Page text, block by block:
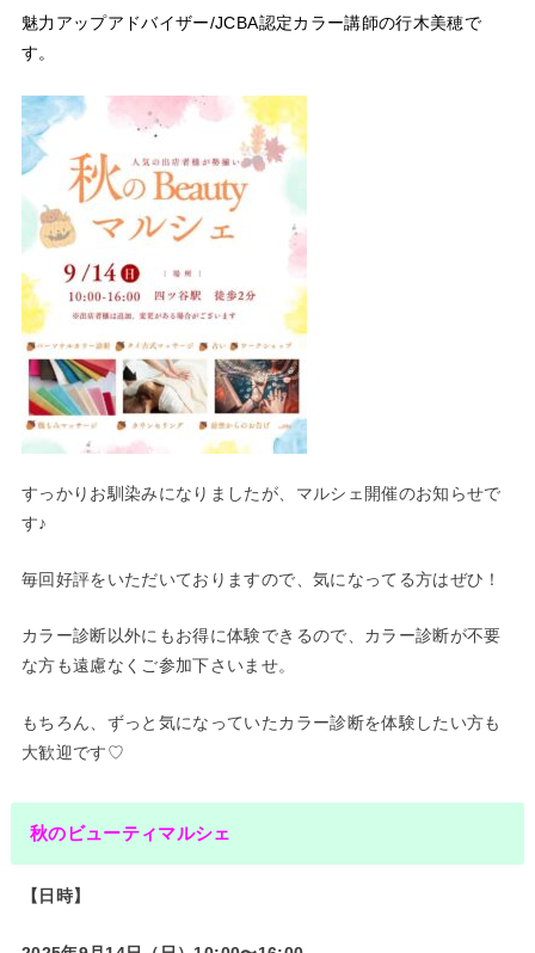
魅力アップアドバイザー/JCBA認定カラー講師の行木美穂で
す。
すっかりお馴染みになりましたが、マルシェ開催のお知らせで
す♪
毎回好評をいただいておりますので、気になってる方はぜひ！
カラー診断以外にもお得に体験できるので、カラー診断が不要
な方も遠慮なくご参加下さいませ。
もちろん、ずっと気になっていたカラー診断を体験したい方も
大歓迎です♡
秋のビューティマルシェ
【日時】